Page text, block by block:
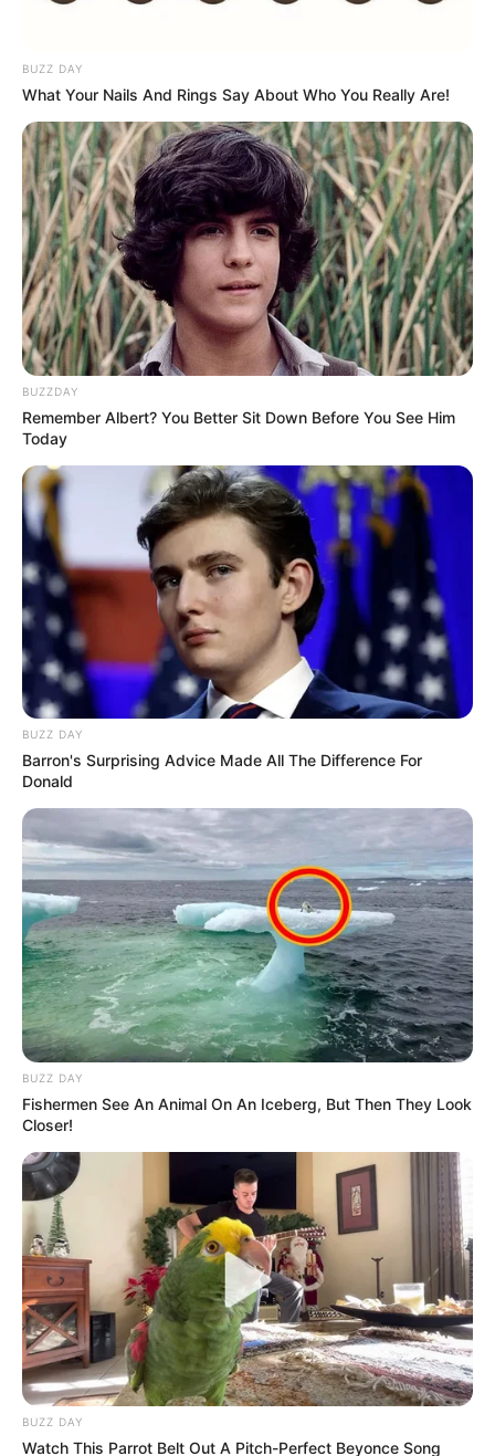
BUZZ DAY
What Your Nails And Rings Say About Who You Really Are!
BUZZDAY
Remember Albert? You Better Sit Down Before You See Him
Today
BUZZ DAY
Barron's Surprising Advice Made All The Difference For
Donald
BUZZ DAY
Fishermen See An Animal On An Iceberg, But Then They Look
Closer!
BUZZ DAY
Watch This Parrot Belt Out A Pitch-Perfect Beyonce Song